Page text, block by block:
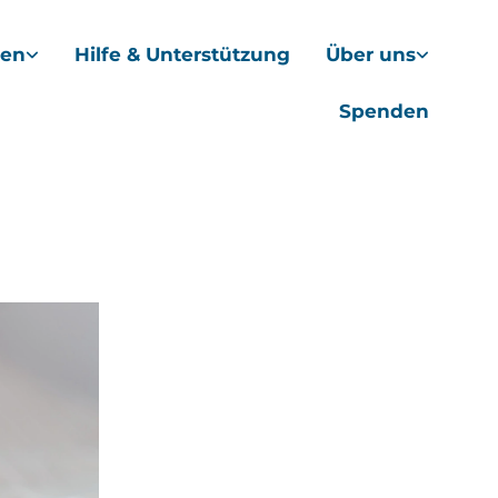
Hilfe & Unterstützung Über uns
Spenden